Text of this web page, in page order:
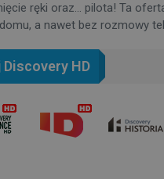
ręki oraz… pilota! Ta
a nawet bez rozmowy
Discovery HD